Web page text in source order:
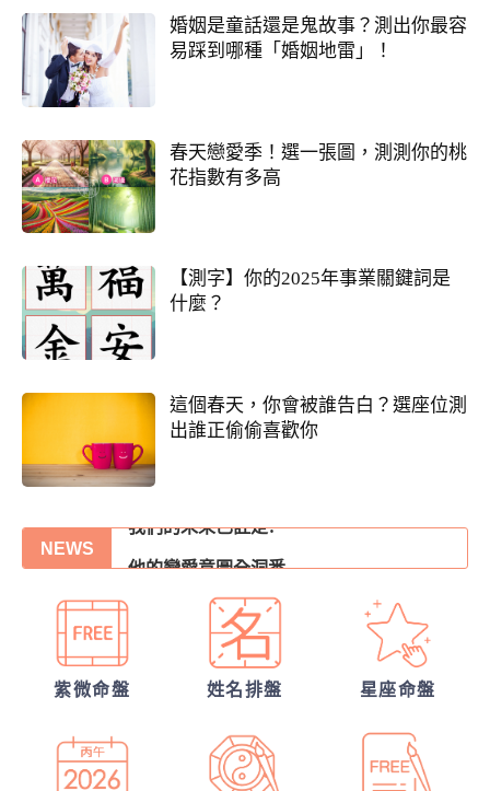
婚姻是童話還是鬼故事？測出你最容
易踩到哪種「婚姻地雷」！
春天戀愛季！選一張圖，測測你的桃
花指數有多高
【測字】你的2025年事業關鍵詞是
什麼？
這個春天，你會被誰告白？選座位測
出誰正偷偷喜歡你
NEWS
你們的命盤合嗎？適合當夫妻？批婚配指數
錢途低迷！如何翻身轉運？揭開你的發財大
你們前世是哪種星宿關係？今生有好結果
紫微命盤 姓名排盤 星座命盤